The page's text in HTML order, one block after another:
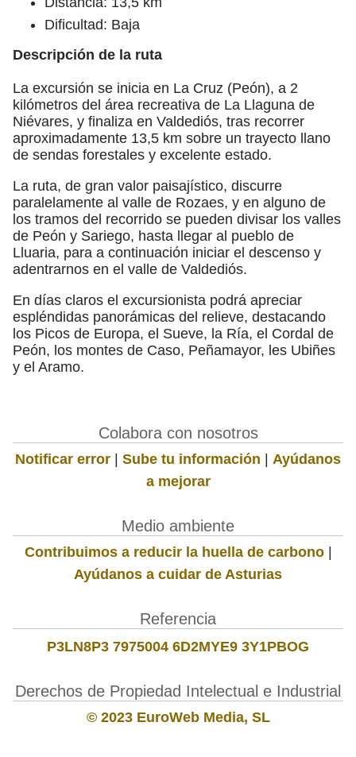
Dificultad: Baja
Descripción de la ruta
La excursión se inicia en La Cruz (Peón), a 2
kilómetros del área recreativa de La Llaguna de
Niévares, y finaliza en Valdediós, tras recorrer
aproximadamente 13,5 km sobre un trayecto llano
de sendas forestales y excelente estado.
La ruta, de gran valor paisajístico, discurre
paralelamente al valle de Rozaes, y en alguno de
los tramos del recorrido se pueden divisar los valles
de Peón y Sariego, hasta llegar al pueblo de
Lluaria, para a continuación iniciar el descenso y
adentrarnos en el valle de Valdediós.
En días claros el excursionista podrá apreciar
espléndidas panorámicas del relieve, destacando
los Picos de Europa, el Sueve, la Ría, el Cordal de
Peón, los montes de Caso, Peñamayor, les Ubiñes
y el Aramo.
Colabora con nosotros
Notificar error | Sube tu información | Ayúdanos
a mejorar
Medio ambiente
Contribuimos a reducir la huella de carbono|
Ayúdanos a cuidar de Asturias
Referencia
P3LN8P3 7975004 6D2MYE9 3Y1PBOG
Derechos de Propiedad Intelectual e Industrial
© 2023 EuroWeb Media, SL